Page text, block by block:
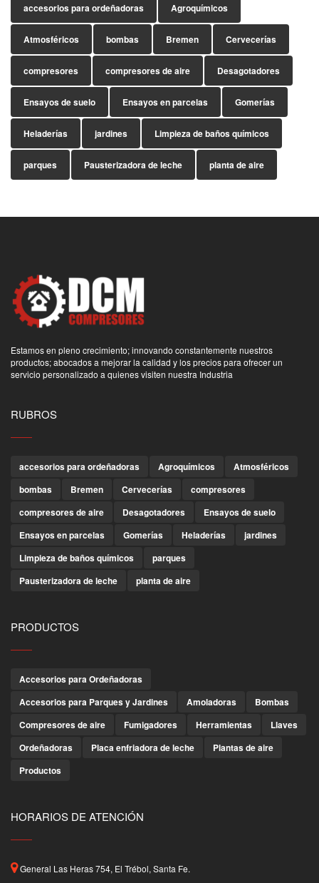
accesorios para ordeñadoras Agroquímicos
Atmosféricos bombas Bremen Cervecerías
compresores compresores de aire Desagotadores
Ensayos de suelo Ensayos en parcelas Gomerías
Heladerías jardines Limpieza de baños químicos
parques Pausterizadora de leche planta de aire
Estamos en pleno crecimiento; innovando constantemente nuestros
productos; abocados a mejorar la calidad y los precios para ofrecer un
servicio personalizado a quienes visiten nuestra Industria
RUBROS
accesorios para ordeñadoras Agroquímicos
Atmosféricos
bombas
Bremen Cervecerías
compresores
compresores de aire
Desagotadores
Ensayos de suelo
Ensayos en parcelas
Gomerías Heladerías
jardines
Limpieza de baños químicos
parques
Pausterizadora de leche
planta de aire
PRODUCTOS
Accesorios para Ordeñadoras
Accesorios para Parques y Jardines
Amoladoras
Bombas
Compresores de aire
Fumigadores Herramientas
Llaves
Ordeñadoras
Placa enfriadora de leche
Plantas de aire
Productos
HORARIOS DE ATENCIÓN
General Las Heras 754, El Trébol, Santa Fe.